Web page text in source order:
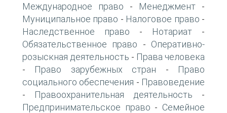
Международное право - Менеджмент -
Муниципальное право - Налоговое право -
Наследственное право - Нотариат -
Обязательственное право - Оперативно-
розыскная деятельность - Права человека
- Право зарубежных стран -
Право
социального обеспечения - Правоведение
- Правоохранительная деятельность -
Предпринимательское право - Семейное